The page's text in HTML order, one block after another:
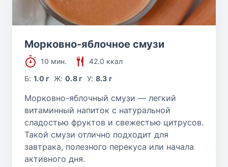
Морковно-яблочное смузи
10 мин.
42.0 ккал
Б:1.0 г Ж: 0.8 г У: 8.3 г
Морковно-яблочный смузи — легкий
витаминный напиток с натуральной
сладостью фруктов и свежестью цитрусов.
Такой смузи отлично подходит для
завтрака, полезного перекуса или начала
активного дня.